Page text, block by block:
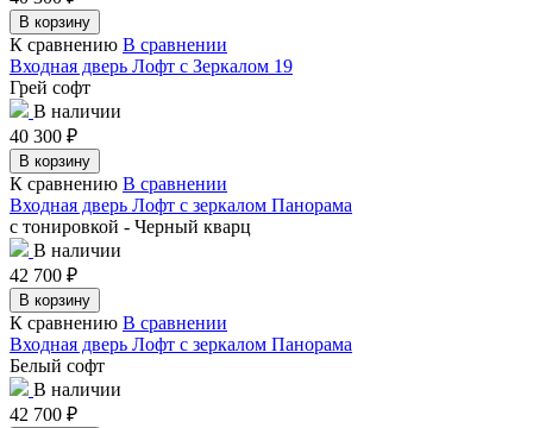
В корзину
К сравнению В сравнении
Входная дверь Лофт с Зеркалом 19
Грей софт
В наличии
40 300 ₽
В корзину
К сравнению В сравнении
Входная дверь Лофт с зеркалом Панорама
с тонировкой - Черный кварц
В наличии
42 700 ₽
В корзину
К сравнению В сравнении
Входная дверь Лофт с зеркалом Панорама
Белый софт
В наличии
42 700 ₽